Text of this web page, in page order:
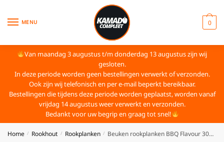
MENU 0
Van maandag 3 augustus t/m donderdag 13 augustus zijn wij
gesloten.
In deze periode worden geen bestellingen verwerkt of verzonden.
Ook zijn wij telefonisch en per e-mail beperkt bereikbaar.
Bestellingen die tijdens deze periode worden geplaatst, worden vanaf
vrijdag 14 augustus weer verwerkt en verzonden.
Bedankt voor uw begrip en graag tot snel!
Home / Rookhout / Rookplanken / Beuken rookplanken BBQ Flavour 30×15 cm